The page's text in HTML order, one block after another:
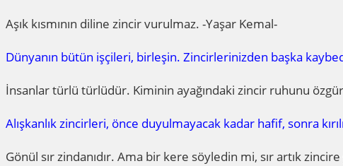
Aşık kısmının diline zincir vurulmaz. -Yaşar Kemal-
Dünyanın bütün işçileri, birleşin. Zincirlerinizden başka
İnsanlar türlü türlüdür. Kiminin ayağındaki zincir ruhunu
Alışkanlık zincirleri, önce duyulmayacak kadar hafif, sonra
Gönül sır zindanıdır. Ama bir kere söyledin mi, sır artık